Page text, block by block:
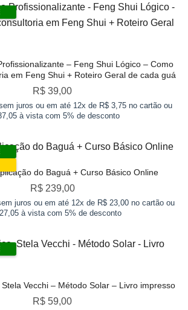
– Feng Shui Lógico – Como
em Feng Shui + Roteiro Geral de cada guá
R$ 39,00
juros ou em até 12x de R$ 3,75 no cartão ou
à vista com 5% de desconto
do Baguá + Curso Básico Online
R$239,00
juros ou em até 12x de R$ 23,00 no cartão ou
à vista com 5% de desconto
Vecchi – Método Solar – Livro impresso
R$ 59,00